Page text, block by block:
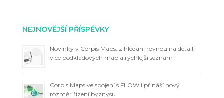
NEJNOVĚJŠÍ PŘÍSPĚVKY
Novinky v Corpis Maps: z hledání rovnou na detail,
více podkladových map a rychlejší seznam
Corpis Maps ve spojení s FLOWii přináší nový
rozměr řízení byznysu